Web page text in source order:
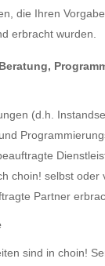
die Ihren
erbracht wurden.
(d.h.
choin! selbst oder
Partner
sind in choin!